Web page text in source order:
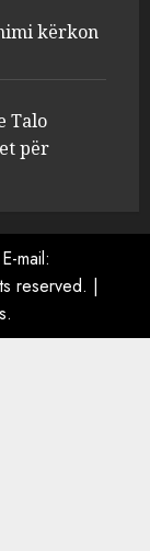
ja
për
Dumanit
që e
kërkon
Talo
për
mail:
reserved. |